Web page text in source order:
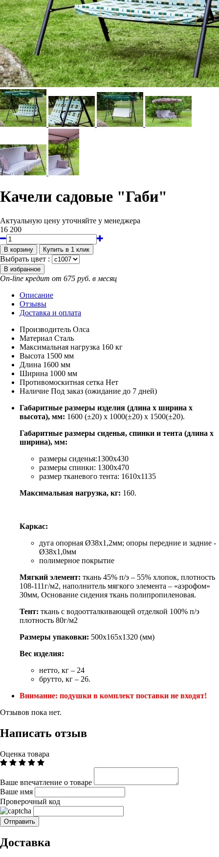
Качели садовые "Габи"
Актуальную цену уточняйте у менеджера
16 200
Выбрать цвет :
On-line кредит от 675 руб. в месяц
Описание
Отзывы
Доставка и оплата
Производитель Олса
Материал Сталь
Максимальная нагрузка 160 кг
Высота 1500 мм
Длина 1600 мм
Ширина 1000 мм
Противомоскитная сетка Нет
Наличие Под заказ (ожидание до 7 дней)
Габаритные размеры изделия (длина х ширина х
высота), мм: 1600 (±20) х 1000(±20) х 1500(±20).
Габаритные размеры сиденья, спинки и тента (длина х
ширина), мм:
размеры сиденья:1300х430
размеры спинки: 1300х470
размер тканевого тента: 1610х1135
Максимальная нагрузка, кг: 160.
Каркас:
дуга опорная Ø38х1,2мм; опоры передние и задние -
Ø38х1,0мм
полимерное покрытие
Мягкий элемент: ткань 45% п/э – 55% хлопок, плотность
108-111г/м2, наполнитель мягкого элемента – «аэрофом»
30мм, Основание сидения ткань полипропиленовая.
Тент: ткань с водоотталкивающей отделкой 100% п/э
плотность 80г/м2
Размеры упаковки: 500х165х1320 (мм)
Вес изделия:
нетто, кг – 24
брутто, кг – 26.
Внимание: подушки в комплект поставки не входят!
Отзывов пока нет.
Написать отзыв
Оценка товара
Ваше впечатление о товаре
Ваше имя
Проверочный код
Доставка